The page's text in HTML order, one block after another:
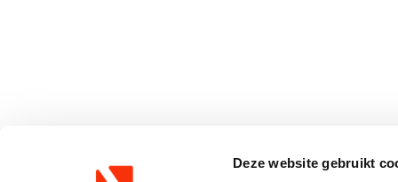
Deze website gebruikt